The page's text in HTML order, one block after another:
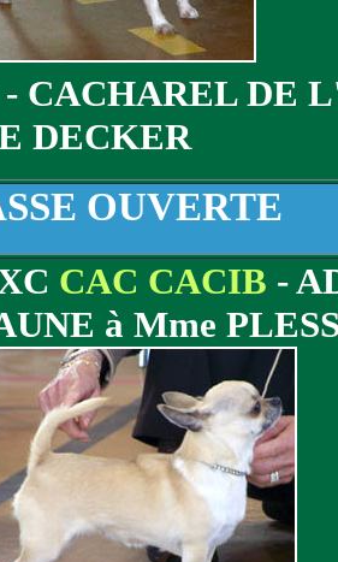
CACHAREL DE
DECKER
OUVERTE
CAC CACIB -
à Mme